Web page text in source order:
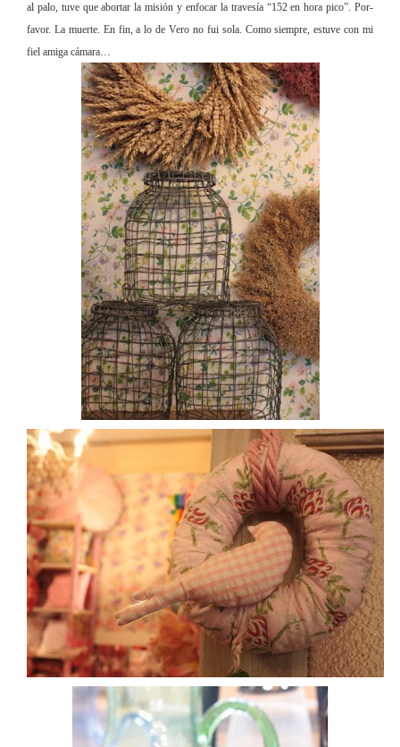
al palo, tuve que abortar la misión y enfocar la travesía “152 en hora pico”. Por-
favor. La muerte. En fin, a lo de Vero no fui sola. Como siempre, estuve con mi
fiel amiga cámara…